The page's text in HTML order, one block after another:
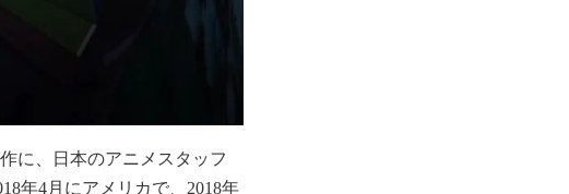
に、日本のアニメスタッフ
年4月にアメリカで、2018年